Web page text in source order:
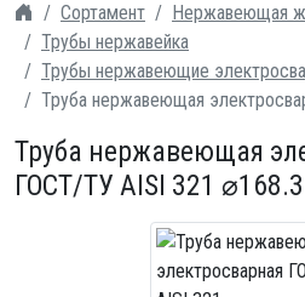
Сортамент
Нержавеющая
Трубы нержавейка
Трубы нержавеющие
Труба нержавеющая
Труба нержавеющая
ГОСТ/ТУ AISI 321 ⌀168.3